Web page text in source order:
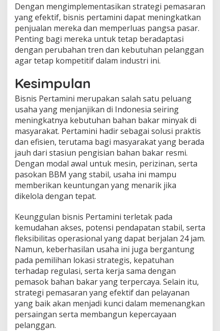
Dengan mengimplementasikan strategi pemasaran
yang efektif, bisnis pertamini dapat meningkatkan
penjualan mereka dan memperluas pangsa pasar.
Penting bagi mereka untuk tetap beradaptasi
dengan perubahan tren dan kebutuhan pelanggan
agar tetap kompetitif dalam industri ini.
Kesimpulan
Bisnis Pertamini merupakan salah satu peluang
usaha yang menjanjikan di Indonesia seiring
meningkatnya kebutuhan bahan bakar minyak di
masyarakat. Pertamini hadir sebagai solusi praktis
dan efisien, terutama bagi masyarakat yang berada
jauh dari stasiun pengisian bahan bakar resmi.
Dengan modal awal untuk mesin, perizinan, serta
pasokan BBM yang stabil, usaha ini mampu
memberikan keuntungan yang menarik jika
dikelola dengan tepat.
Keunggulan bisnis Pertamini terletak pada
kemudahan akses, potensi pendapatan stabil, serta
fleksibilitas operasional yang dapat berjalan 24 jam.
Namun, keberhasilan usaha ini juga bergantung
pada pemilihan lokasi strategis, kepatuhan
terhadap regulasi, serta kerja sama dengan
pemasok bahan bakar yang terpercaya. Selain itu,
strategi pemasaran yang efektif dan pelayanan
yang baik akan menjadi kunci dalam memenangkan
persaingan serta membangun kepercayaan
pelanggan.